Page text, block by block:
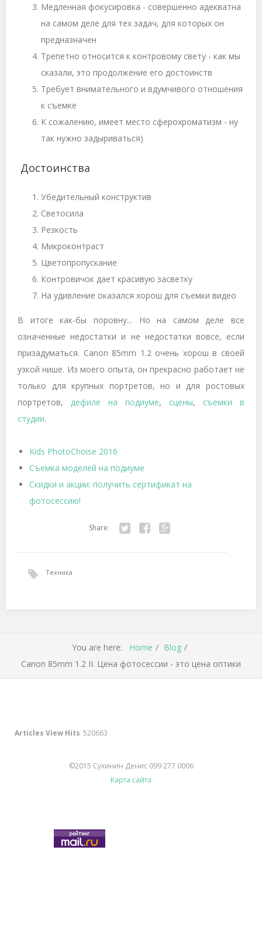
Медленная фокусировка - совершенно адекватна
на самом деле для тех задач, для которых он
предназначен
Трепетно относится к контровому свету - как мы
сказали, это продолжение его достоинств
Требует внимательного и вдумчивого отношения
к съемке
К сожалению, имеет место сферохроматизм - ну
так нужно задыриваться)
Достоинства
Убедительный конструктив
Светосила
Резкость
Микроконтраст
Цветопропускание
Контровичок дает красивую засветку
На удивление оказался хорош для съемки видео
В итоге как-бы поровну... Но на самом деле все
означенные недостатки и не недостатки вовсе, если
призадуматься. Canon 85mm 1.2 очень хорош в своей
узкой нише. Из моего опыта, он прекрасно работает не
только для крупных портретов, но и для ростовых
портретов, дефиле на подиуме, сцены, съемки в
студии.
Kids PhotoChoise 2016
Съемка моделей на подиуме
Скидки и акции: получить сертификат на
фотосессию!
Share:
Техника
You are here: Home
Blog
Canon 85mm 1.2 II. Цена фотосессии - это цена оптики
Articles View Hits 520663
©2015 Сухинин Денис 099 277 0006
Карта сайта